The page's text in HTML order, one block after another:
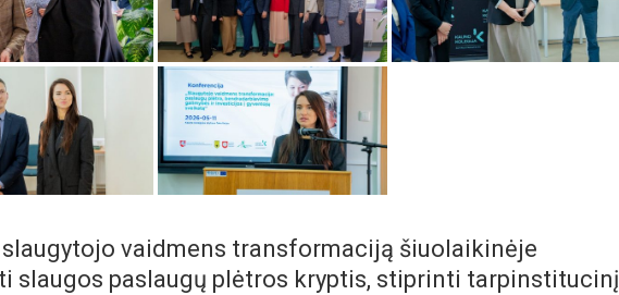
vaidmens transformaciją šiuolaikinėje
slaugos paslaugų plėtros kryptis, stiprinti tarpinstitucinį